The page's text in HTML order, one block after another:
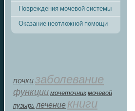
Повреждения мочевой системы
Оказание неотложной помощи
почкизаболевание
функции мοчеточник мочевой
пузырь лечение книги